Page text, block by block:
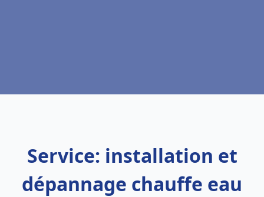
Service: installation et
dépannage chauffe eau